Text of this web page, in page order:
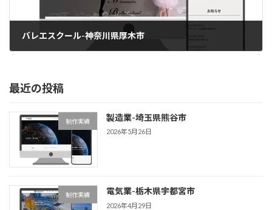
バレエスクール-神奈川県厚木市
最近の投稿
制作実績 製造業-埼玉県熊谷市
2026年5月26日
制作実績 電気業-栃木県宇都宮市
2026年4月29日